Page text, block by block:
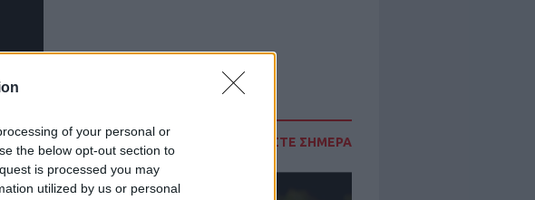
of your personal or
the below opt-out section to
is processed you may
utilized by us or personal
ΔΙΑΒΑΣΤΕ ΣΗΜΕΡΑ